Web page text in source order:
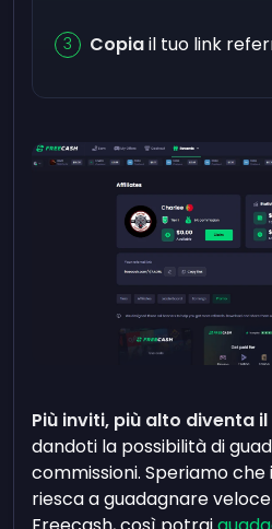
Copiail tuo link
Più inviti, più alto diventa
dandoti la possibilità di
commissioni. Speriamo
riesca a guadagnare